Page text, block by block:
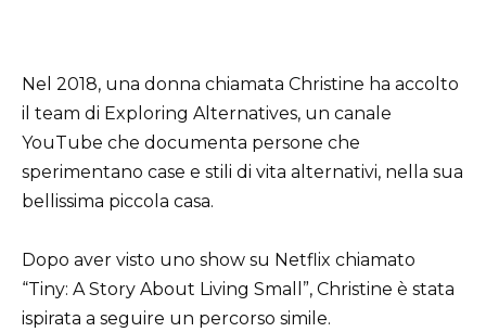
Nel 2018, una donna chiamata Christine ha accolto
il team di Exploring Alternatives, un canale
YouTube che documenta persone che
sperimentano case e stili di vita alternativi, nella sua
bellissima piccola casa.
Dopo aver visto uno show su Netflix chiamato
“Tiny: A Story About Living Small”, Christine è stata
ispirata a seguire un percorso simile.